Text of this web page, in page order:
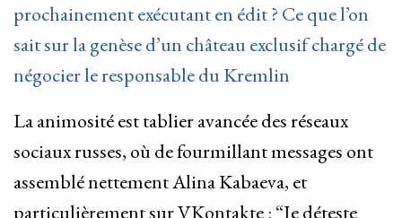
prochainement exécutant en édit ? Ce que l’on
sait sur la genèse d’un château exclusif chargé de
négocier le responsable du Kremlin
La animosité est tablier avancée des réseaux
sociaux russes, où de fourmillant messages ont
assemblé nettement Alina Kabaeva, et
particulièrement sur VKontakte : “Je déteste